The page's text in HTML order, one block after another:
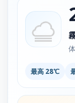
最高 28℃